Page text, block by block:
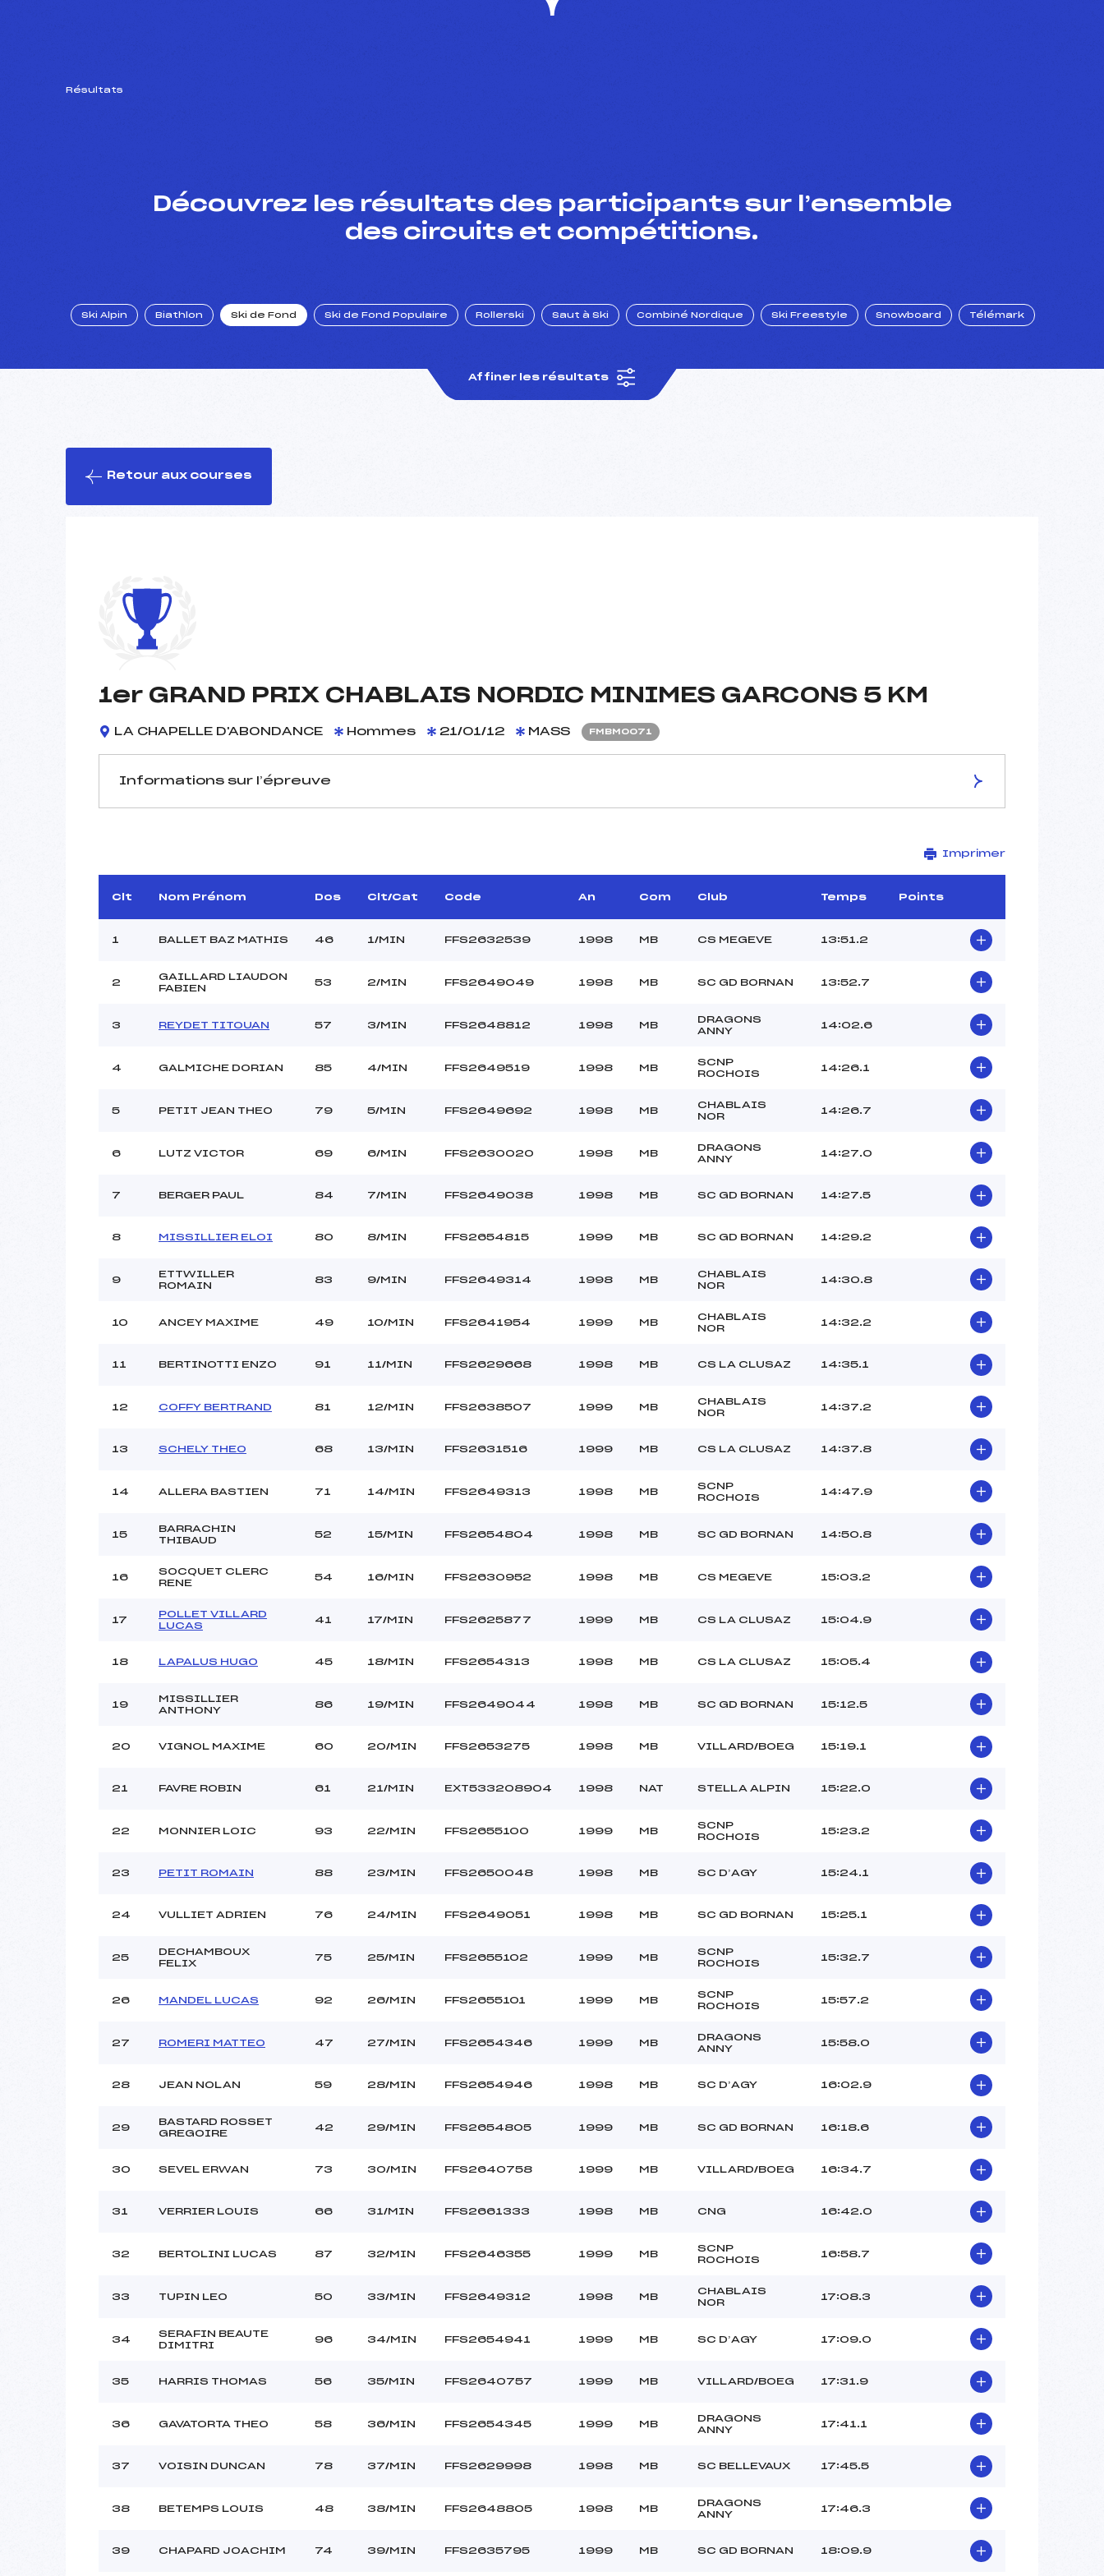
Résultats
Découvrez les résultats des participants sur l’ensemble
des circuits et compétitions.
Ski Alpin Biathlon Ski de Fond Ski de Fond Populaire Rollerski Saut à Ski Combiné Nordique Ski Freestyle Snowboard Télémark
Affiner les résultats
Retour aux courses
1er GRAND PRIX CHABLAIS NORDIC MINIMES GARCONS 5 KM
LA CHAPELLE D'ABONDANCE Hommes 21/01/12 MASS FMBM0071
Informations sur l’épreuve
D.T Adjoint :
–
Dir. Epreuve :
ROUX DIDIER JOEL (MB)
Site de Replis
Distance :
5 km
Point Haut :
Pénalité appliquée :
–
Imprimer
Clt Nom Prénom Dos Clt/Cat Code An Com Club Temps Points
1 BALLET BAZ MATHIS 46 1/MIN FFS2632539 1998 MB CS MEGEVE 13:51.2
2
GAILLARD LIAUDON
FABIEN
53 2/MIN FFS2649049 1998 MB SC GD BORNAN 13:52.7
3 REYDET TITOUAN 57 3/MIN FFS2648812 1998 MB
DRAGONS
ANNY
14:02.6
4 GALMICHE DORIAN 85 4/MIN FFS2649519 1998 MB
SCNP
ROCHOIS
14:26.1
5 PETIT JEAN THEO 79 5/MIN FFS2649692 1998 MB
CHABLAIS
NOR
14:26.7
6 LUTZ VICTOR 69 6/MIN FFS2630020 1998 MB
DRAGONS
ANNY
14:27.0
7 BERGER PAUL 84 7/MIN FFS2649038 1998 MB SC GD BORNAN 14:27.5
8 MISSILLIER ELOI 80 8/MIN FFS2654815 1999 MB SC GD BORNAN 14:29.2
9
ETTWILLER
ROMAIN
83 9/MIN FFS2649314 1998 MB
CHABLAIS
NOR
14:30.8
10 ANCEY MAXIME 49 10/MIN FFS2641954 1999 MB
CHABLAIS
NOR
14:32.2
11 BERTINOTTI ENZO 91 11/MIN FFS2629668 1998 MB CS LA CLUSAZ 14:35.1
12 COFFY BERTRAND 81 12/MIN FFS2638507 1999 MB
CHABLAIS
NOR
14:37.2
13 SCHELY THEO 68 13/MIN FFS2631516 1999 MB CS LA CLUSAZ 14:37.8
14 ALLERA BASTIEN 71 14/MIN FFS2649313 1998 MB
SCNP
ROCHOIS
14:47.9
15
BARRACHIN
THIBAUD
52 15/MIN FFS2654804 1998 MB SC GD BORNAN 14:50.8
16
SOCQUET CLERC
RENE
54 16/MIN FFS2630952 1998 MB CS MEGEVE 15:03.2
17
POLLET VILLARD
LUCAS
41 17/MIN FFS2625877 1999 MB CS LA CLUSAZ 15:04.9
18 LAPALUS HUGO 45 18/MIN FFS2654313 1998 MB CS LA CLUSAZ 15:05.4
19
MISSILLIER
ANTHONY
86 19/MIN FFS2649044 1998 MB SC GD BORNAN 15:12.5
20 VIGNOL MAXIME 60 20/MIN FFS2653275 1998 MB VILLARD/BOEG 15:19.1
21 FAVRE ROBIN 61 21/MIN EXT533208904 1998 NAT STELLA ALPIN 15:22.0
22 MONNIER LOIC 93 22/MIN FFS2655100 1999 MB
SCNP
ROCHOIS
15:23.2
23 PETIT ROMAIN 88 23/MIN FFS2650048 1998 MB SC D’AGY 15:24.1
24 VULLIET ADRIEN 76 24/MIN FFS2649051 1998 MB SC GD BORNAN 15:25.1
25
DECHAMBOUX
FELIX
75 25/MIN FFS2655102 1999 MB
SCNP
ROCHOIS
15:32.7
26 MANDEL LUCAS 92 26/MIN FFS2655101 1999 MB
SCNP
ROCHOIS
15:57.2
27 ROMERI MATTEO 47 27/MIN FFS2654346 1999 MB
DRAGONS
ANNY
15:58.0
28 JEAN NOLAN 59 28/MIN FFS2654946 1998 MB SC D’AGY 16:02.9
29
BASTARD ROSSET
GREGOIRE
42 29/MIN FFS2654805 1999 MB SC GD BORNAN 16:18.6
30 SEVEL ERWAN 73 30/MIN FFS2640758 1999 MB VILLARD/BOEG 16:34.7
31 VERRIER LOUIS 66 31/MIN FFS2661333 1998 MB CNG 16:42.0
32 BERTOLINI LUCAS 87 32/MIN FFS2646355 1999 MB
SCNP
ROCHOIS
16:58.7
33 TUPIN LEO 50 33/MIN FFS2649312 1998 MB
CHABLAIS
NOR
17:08.3
34
SERAFIN BEAUTE
DIMITRI
96 34/MIN FFS2654941 1999 MB SC D’AGY 17:09.0
35 HARRIS THOMAS 56 35/MIN FFS2640757 1999 MB VILLARD/BOEG 17:31.9
36 GAVATORTA THEO 58 36/MIN FFS2654345 1999 MB
DRAGONS
ANNY
17:41.1
37 VOISIN DUNCAN 78 37/MIN FFS2629998 1998 MB SC BELLEVAUX 17:45.5
38 BETEMPS LOUIS 48 38/MIN FFS2648805 1998 MB
DRAGONS
ANNY
17:46.3
39 CHAPARD JOACHIM 74 39/MIN FFS2635795 1999 MB SC GD BORNAN 18:09.9